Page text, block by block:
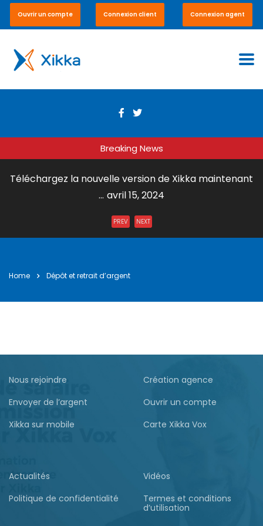
Ouvrir un compte Connexion client Connexion agent
Breaking News
Téléchargez la nouvelle version de Xikka maintenant
... avril 15, 2024
Xikka Vox – Paiement en ligne et en boutique ...
Bonne et Heureuse Année à tous nos Clients et
PREV NEXT
Home Dépôt et retrait d’argent
Nous rejoindre
Création agence
Envoyer de l’argent
Ouvrir un compte
Xikka sur mobile
Carte Xikka Vox
Actualités
Vidéos
Politique de confidentialité
Termes et conditions
d’utilisation